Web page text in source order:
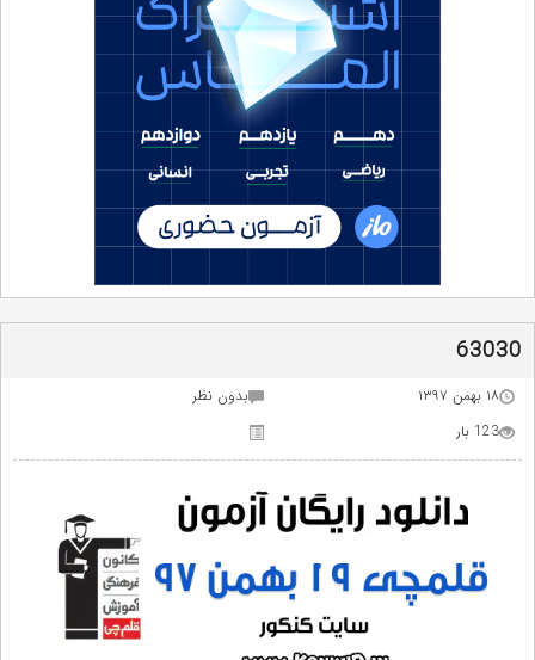
63030
۱۸ بهمن ۱۳۹۷
بدون نظر
123 بار